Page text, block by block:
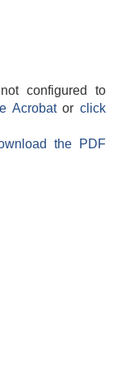
configured to
Acrobatorclick
the PDF